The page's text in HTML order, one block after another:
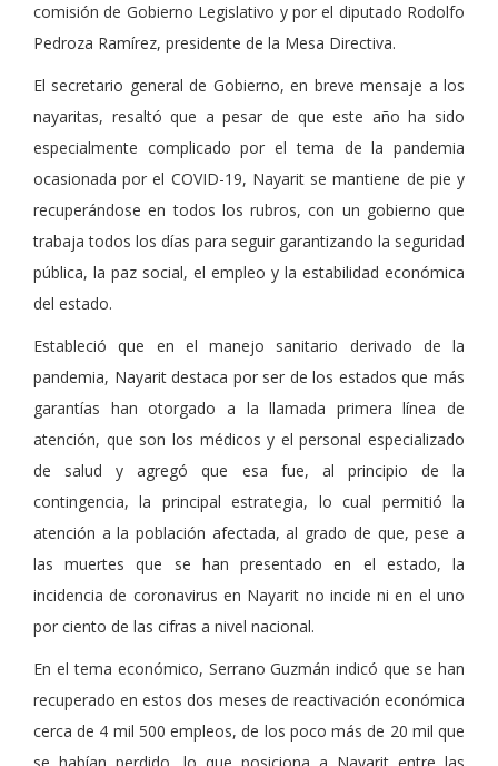
comisión de Gobierno Legislativo y por el diputado Rodolfo
Pedroza Ramírez, presidente de la Mesa Directiva.
El secretario general de Gobierno, en breve mensaje a los
nayaritas, resaltó que a pesar de que este año ha sido
especialmente complicado por el tema de la pandemia
ocasionada por el COVID-19, Nayarit se mantiene de pie y
recuperándose en todos los rubros, con un gobierno que
trabaja todos los días para seguir garantizando la seguridad
pública, la paz social, el empleo y la estabilidad económica
del estado.
Estableció que en el manejo sanitario derivado de la
pandemia, Nayarit destaca por ser de los estados que más
garantías han otorgado a la llamada primera línea de
atención, que son los médicos y el personal especializado
de salud y agregó que esa fue, al principio de la
contingencia, la principal estrategia, lo cual permitió la
atención a la población afectada, al grado de que, pese a
las muertes que se han presentado en el estado, la
incidencia de coronavirus en Nayarit no incide ni en el uno
por ciento de las cifras a nivel nacional.
En el tema económico, Serrano Guzmán indicó que se han
recuperado en estos dos meses de reactivación económica
cerca de 4 mil 500 empleos, de los poco más de 20 mil que